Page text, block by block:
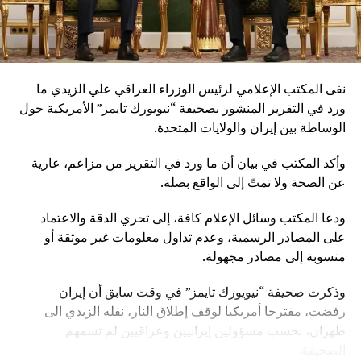
نفى المكتب الإعلامي لرئيس الوزراء العراقي علي الزيدي ما
ورد في التقرير المنشور بصحيفة “نيويورك تايمز” الأمريكية حول
الوساطة بين إيران والولايات المتحدة.
وأكد المكتب في بيان أن ما ورد في التقرير من مزاعم، عارية
عن الصحة ولا تمتّ إلى الواقع بصلة.
ودعا المكتب وسائل الإعلام كافة، إلى تحري الدقة والاعتماد
على المصادر الرسمية، وعدم تداول معلومات غير موثقة أو
منسوبة إلى مصادر مجهولة.
وذكرت صحيفة “نيويورك تايمز” في وقت سابق أن إيران
رفضت، مقترحا أمريكيا لوقف إطلاق النار، نقله الزيدي الى
طهران، بحسب مسؤولين إيرانيين وعراقيين لم تسمهم